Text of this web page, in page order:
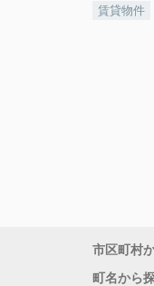
賃貸物件
市区町村
町名から